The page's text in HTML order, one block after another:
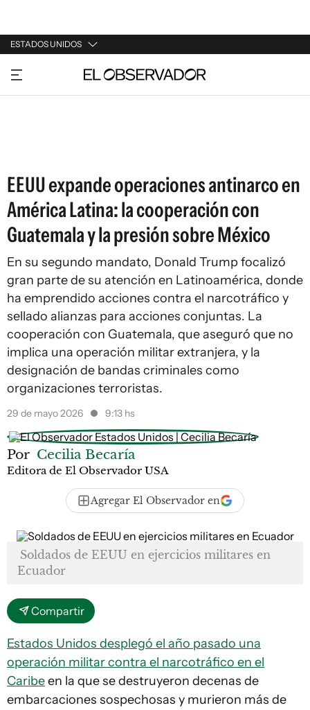
ESTADOS UNIDOS
URUGUAY
ARGENTINA
EEUU expande operaciones antinarco en
América Latina: la cooperación con
Guatemala y la presión sobre México
En su segundo mandato, Donald Trump focalizó
gran parte de su atención en Latinoamérica, donde
ha emprendido acciones contra el narcotráfico y
sellado alianzas para acciones conjuntas. La
cooperación con Guatemala, que aseguró que no
implica una operación militar extranjera, y la
designación de bandas criminales como
organizaciones terroristas.
29 de mayo 2026 9:13 hs
Por Cecilia Becaría
Editora de El Observador USA
Agregar El Observador en
Soldados de EEUU en ejercicios militares en
Ecuador
Compartir
Estados Unidos desplegó el año pasado una
operación militar contra el narcotráfico en el
Caribeen la que se destruyeron decenas de
embarcaciones sospechosas y murieron más de